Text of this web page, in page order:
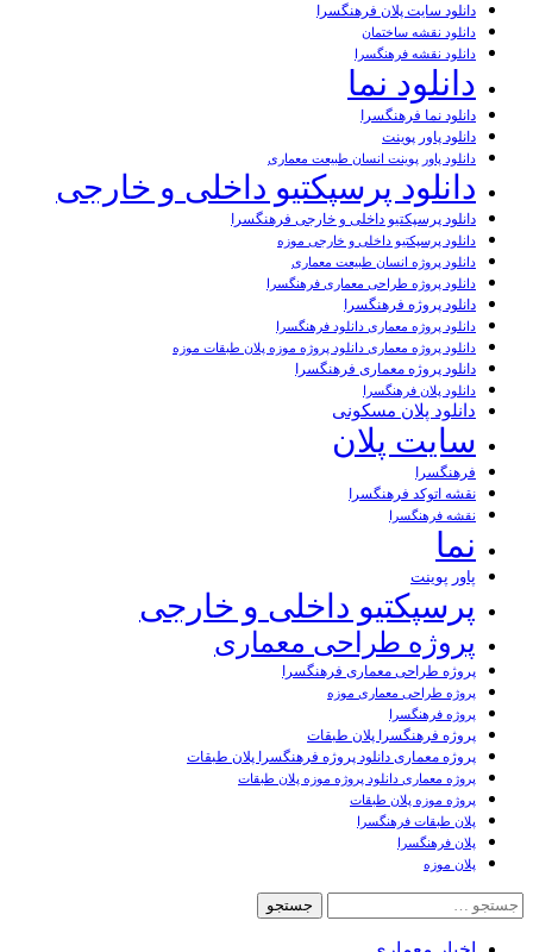
دانلود سایت پلان فرهنگسرا
دانلود نقشه ساختمان
دانلود نقشه فرهنگسرا
دانلود نما
دانلود نما فرهنگسرا
دانلود پاور پوینت
دانلود پاور پوینت انسان طبیعت معماری
دانلود پرسپکتیو داخلی و خارجی
دانلود پرسپکتیو داخلی و خارجی فرهنگسرا
دانلود پرسپکتیو داخلی و خارجی موزه
دانلود پروژه انسان طبیعت معماری
دانلود پروژه طراحی معماری فرهنگسرا
دانلود پروژه فرهنگسرا
دانلود پروژه معماری دانلود فرهنگسرا
دانلود پروژه معماری دانلود پروژه موزه پلان طبقات موزه
دانلود پروژه معماری فرهنگسرا
دانلود پلان فرهنگسرا
دانلود پلان مسکونی
سایت پلان
فرهنگسرا
نقشه اتوکد فرهنگسرا
نقشه فرهنگسرا
نما
پاور پوینت
پرسپکتیو داخلی و خارجی
پروژه طراحی معماری
پروژه طراحی معماری فرهنگسرا
پروژه طراحی معماری موزه
پروژه فرهنگسرا
پروژه فرهنگسرا پلان طبقات
پروژه معماری دانلود پروژه فرهنگسرا پلان طبقات
پروژه معماری دانلود پروژه موزه پلان طبقات
پروژه موزه پلان طبقات
پلان طبقات فرهنگسرا
پلان فرهنگسرا
پلان موزه
جستجو
برای: